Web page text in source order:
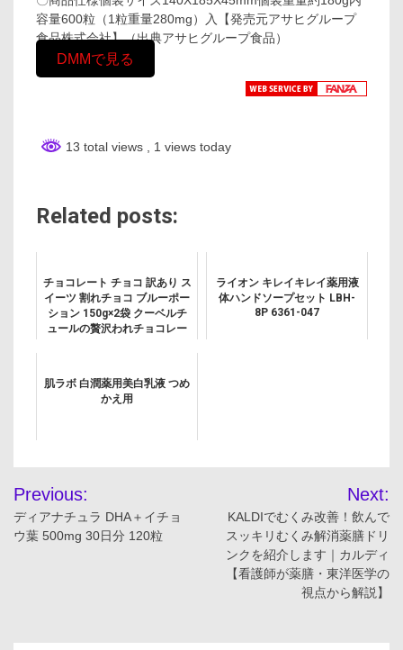
容量600粒（1粒重量280mg）入【発売元アサヒグループ
食品株式会社】（出典アサヒグループ食品）
DMMで見る
13 total views , 1 views today
Related posts:
チョコレート チョコ 訳あり ス
イーツ 割れチョコ ブルーポー
ション 150g×2袋 クーベルチ
ュールの贅沢われチョコレー
ライオン キレイキレイ薬用液
体ハンドソープセット LBH-
8P 6361-047
肌ラボ 白潤薬用美白乳液 つめ
かえ用
投
稿
Previous:
ディアナチュラ DHA＋イチョ
ウ葉 500mg 30日分 120粒
Next:
KALDIでむくみ改善！飲んで
スッキリむくみ解消薬膳ドリ
ンクを紹介します｜カルディ
【看護師が薬膳・東洋医学の
視点から解説】